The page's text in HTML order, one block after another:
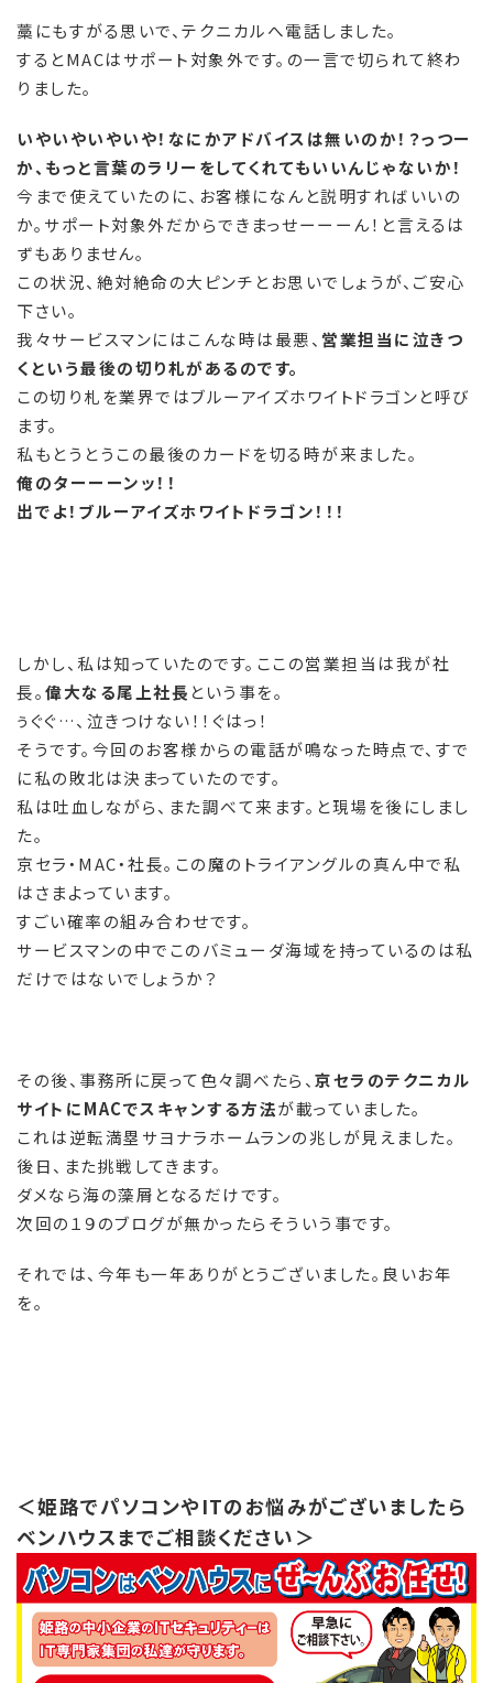
藁にもすがる思いで、テクニカルへ電話しました。
するとMACはサポート対象外です。の一言で切られて終わ
りました。
いやいやいやいや！なにかアドバイスは無いのか！？っつー
か、もっと言葉のラリーをしてくれてもいいんじゃないか！
今まで使えていたのに、お客様になんと説明すればいいの
か。サポート対象外だからできまっせーーーん！と言えるは
ずもありません。
この状況、絶対絶命の大ピンチとお思いでしょうが、ご安心
下さい。
我々サービスマンにはこんな時は最悪、 営業担当に泣きつ
くという最後の切り札があるのです。
この切り札を業界ではブルーアイズホワイトドラゴンと呼び
ます。
私もとうとうこの最後のカードを切る時が来ました。
俺のターーーンッ！！
出でよ！ブルーアイズホワイトドラゴン！！！
しかし、私は知っていたのです。ここの営業担当は我が社
長。偉大なる尾上社長 という事を。
ぅぐぐ…、泣きつけない！！ぐはっ！
そうです。今回のお客様からの電話が鳴なった時点で、すで
に私の敗北は決まっていたのです。
私は吐血しながら、また調べて来ます。と現場を後にしまし
た。
京セラ・MAC・社長。この魔のトライアングルの真ん中で私
はさまよっています。
すごい確率の組み合わせです。
サービスマンの中でこのバミューダ海域を持っているのは私
だけではないでしょうか？
その後、事務所に戻って色々調べたら、 京セラのテクニカル
サイトにMACでスキャンする方法が載っていました。
これは逆転満塁サヨナラホームランの兆しが見えました。
後日、また挑戦してきます。
ダメなら海の藻屑となるだけです。
次回の１９のブログが無かったらそういう事です。
それでは、今年も一年ありがとうございました。良いお年
を。
＜姫路でパソコンやITのお悩みがございましたら
ベンハウスまでご相談ください＞